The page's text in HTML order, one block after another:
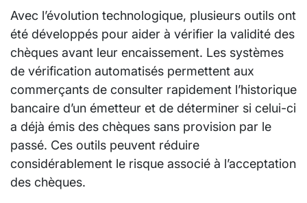
Avec l’évolution technologique, plusieurs outils ont
été développés pour aider à vérifier la validité des
chèques avant leur encaissement. Les systèmes
de vérification automatisés permettent aux
commerçants de consulter rapidement l’historique
bancaire d’un émetteur et de déterminer si celui-ci
a déjà émis des chèques sans provision par le
passé. Ces outils peuvent réduire
considérablement le risque associé à l’acceptation
des chèques.